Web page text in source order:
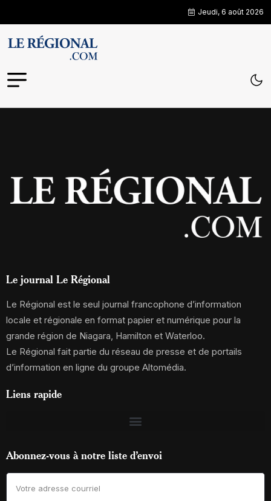
Jeudi, 6 août 2026
Le journal Le Régional
Le Régional est le seul journal francophone d’information
locale et régionale en format papier et numérique pour la
grande région de Niagara, Hamilton et Waterloo.
Le Régional fait partie du réseau de presse et de portails
d’information en ligne du groupe Altomédia.
Liens rapide
Abonnez-vous à notre liste d’envoi